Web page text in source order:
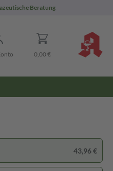
Beratung
0,00 €
43,96 €